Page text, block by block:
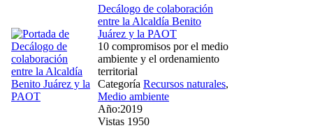
Decálogo de colaboración
entre la Alcaldía Benito
Juárez y la PAOT
10 compromisos por el medio
ambiente y el ordenamiento
territorial
Categoría Recursos naturales,
Medio ambiente
Año:2019
Vistas 1950